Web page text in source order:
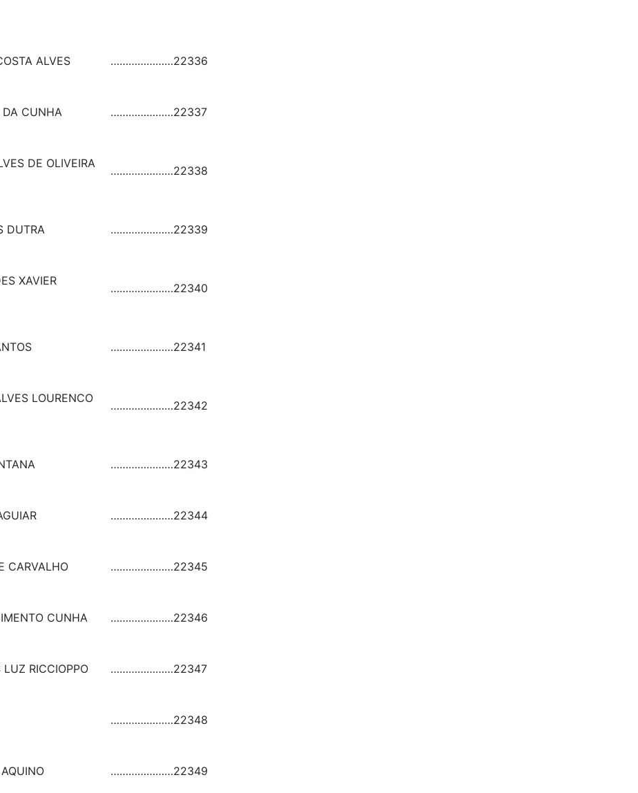
ALVES …………………22336
DA CUNHA …………………22337
DE OLIVEIRA
…………………22338
DUTRA …………………22339
XAVIER
…………………22340
…………………22341
LOURENCO
…………………22342
…………………22343
…………………22344
CARVALHO …………………22345
CUNHA …………………22346
RICCIOPPO …………………22347
…………………22348
…………………22349